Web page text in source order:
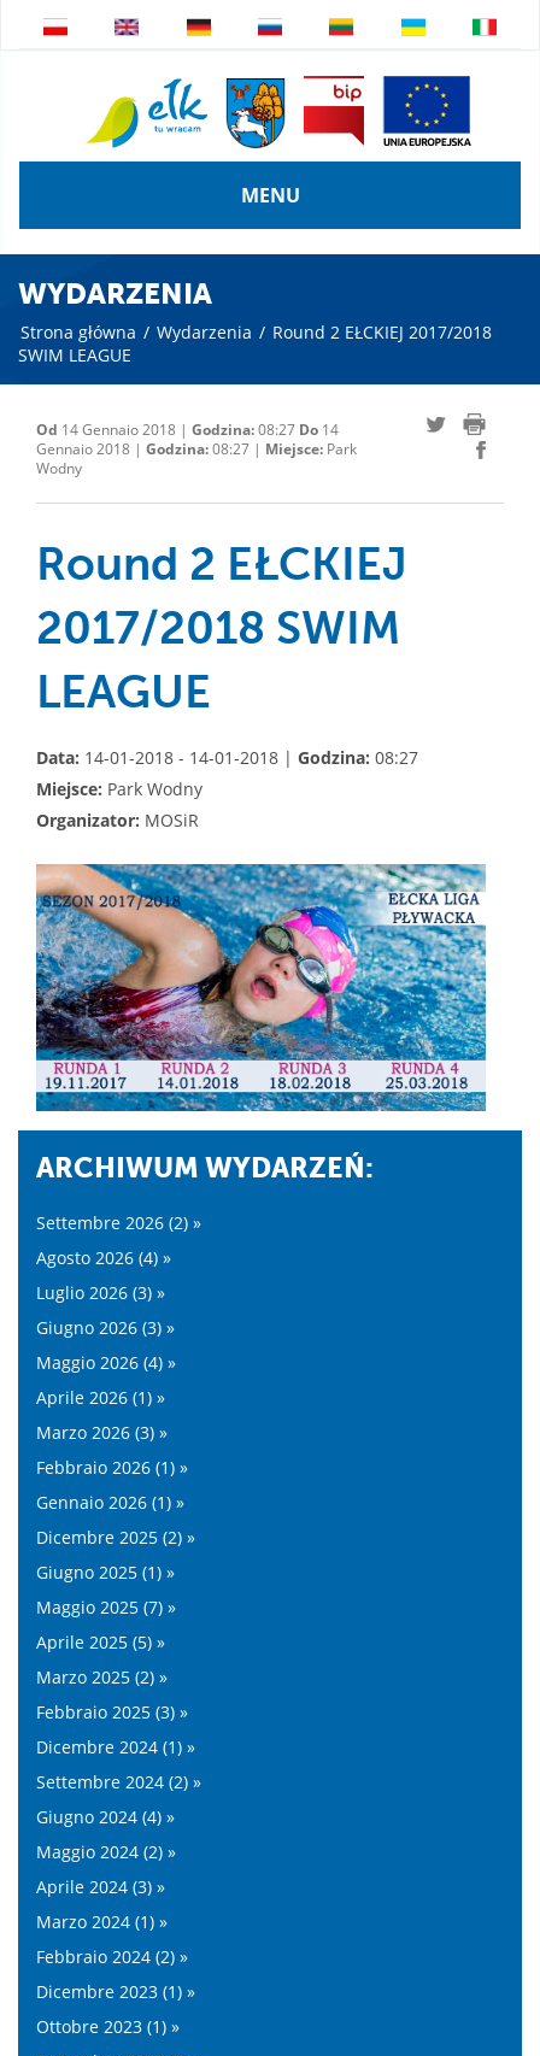
MENU
WYDARZENIA
Strona główna / Wydarzenia / Round 2 EŁCKIEJ 2017/2018
SWIM LEAGUE
Od 14 Gennaio 2018 | Godzina:08:27 Do 14
Gennaio 2018 | Godzina:08:27 | Miejsce: Park
Wodny
Round 2 EŁCKIEJ
2017/2018 SWIM
LEAGUE
Data: 14-01-2018 - 14-01-2018 | Godzina: 08:27
Miejsce: Park Wodny
Organizator: MOSiR
ARCHIWUM WYDARZEŃ:
Settembre 2026 (2) »
Agosto 2026 (4) »
Luglio 2026 (3) »
Giugno 2026 (3) »
Maggio 2026 (4) »
Aprile 2026 (1) »
Marzo 2026 (3) »
Febbraio 2026 (1) »
Gennaio 2026 (1) »
Dicembre 2025 (2) »
Giugno 2025 (1) »
Maggio 2025 (7) »
Aprile 2025 (5) »
Marzo 2025 (2) »
Febbraio 2025 (3) »
Dicembre 2024 (1) »
Settembre 2024 (2) »
Giugno 2024 (4) »
Maggio 2024 (2) »
Aprile 2024 (3) »
Marzo 2024 (1) »
Febbraio 2024 (2) »
Dicembre 2023 (1) »
Ottobre 2023 (1) »